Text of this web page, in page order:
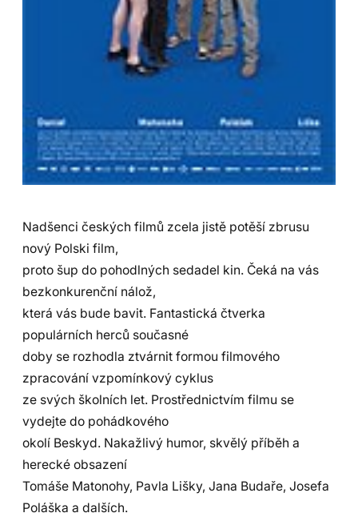
Nadšenci českých filmů zcela jistě potěší zbrusu
nový Polski film,
proto šup do pohodlných sedadel kin. Čeká na vás
bezkonkurenční nálož,
která vás bude bavit. Fantastická čtverka
populárních herců současné
doby se rozhodla ztvárnit formou filmového
zpracování vzpomínkový cyklus
ze svých školních let. Prostřednictvím filmu se
vydejte do pohádkového
okolí Beskyd. Nakažlivý humor, skvělý příběh a
herecké obsazení
Tomáše Matonohy, Pavla Lišky, Jana Budaře, Josefa
Poláška a dalších.